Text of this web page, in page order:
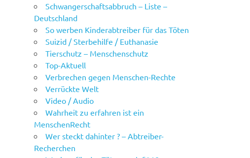
Schwangerschaftsabbruch – Liste –
Deutschland
So werben Kinderabtreiber für das Töten
Suizid / Sterbehilfe / Euthanasie
Tierschutz – Menschenschutz
Top-Aktuell
Verbrechen gegen Menschen-Rechte
Verrückte Welt
Video / Audio
Wahrheit zu erfahren ist ein
MenschenRecht
Wer steckt dahinter ? – Abtreiber-
Recherchen